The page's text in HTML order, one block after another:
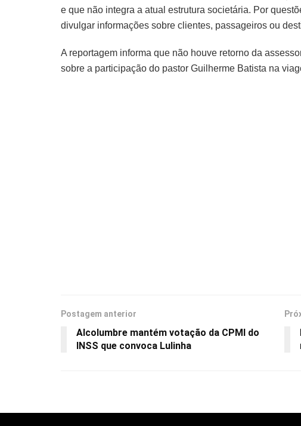
e que não integra a atual estrutura societária. Por
divulgar informações sobre clientes, passageiros ou
A reportagem informa que não houve retorno da
sobre a participação do pastor Guilherme Batista na
Postagem anterior
Alcolumbre mantém votação da CPMI do
INSS que convoca Lulinha